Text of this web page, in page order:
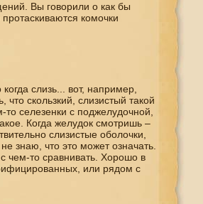
Вы говорили о как бы
комочки
слизь... вот, например,
что скользкий, слизистый такой
селезенки с поджелудочной,
Когда желудок смотришь –
слизистые оболочки,
знаю, что это может означать.
чем-то сравнивать. Хорошо в
или рядом с